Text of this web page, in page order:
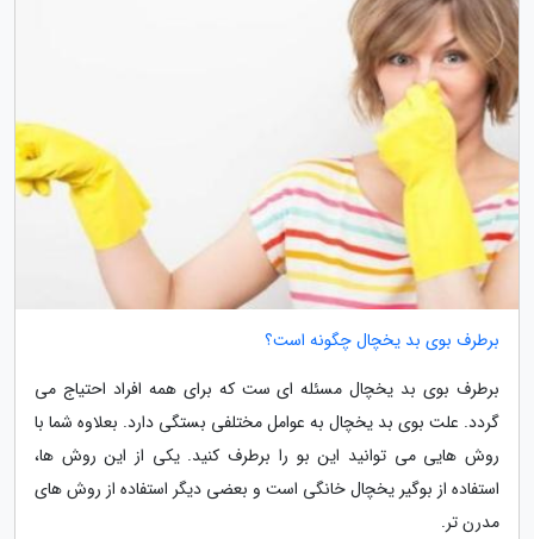
برطرف بوی بد یخچال چگونه است؟
برطرف بوی بد یخچال مسئله ای ست که برای همه افراد احتیاج می
گردد. علت بوی بد یخچال به عوامل مختلفی بستگی دارد. بعلاوه شما با
روش هایی می توانید این بو را برطرف کنید. یکی از این روش ها،
استفاده از بوگیر یخچال خانگی است و بعضی دیگر استفاده از روش های
مدرن تر.